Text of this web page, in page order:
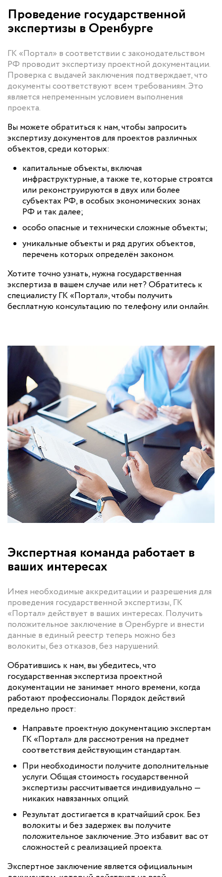
Проведение государственной
экспертизы в Оренбурге
ГК «Портал» в соответствии с законодательством
РФ проводит экспертизу проектной документации.
Проверка с выдачей заключения подтверждает, что
документы соответствуют всем требованиям. Это
является непременным условием выполнения
проекта.
Вы можете обратиться к нам, чтобы запросить
экспертизу документов для проектов различных
объектов, среди которых:
капитальные объекты, включая
инфраструктурные, а также те, которые строятся
или реконструируются в двух или более
субъектах РФ, в особых экономических зонах
РФ и так далее;
особо опасные и технически сложные объекты;
уникальные объекты и ряд других объектов,
перечень которых определён законом.
Хотите точно узнать, нужна государственная
экспертиза в вашем случае или нет? Обратитесь к
специалисту ГК «Портал», чтобы получить
бесплатную консультацию по телефону или онлайн.
Экспертная команда работает в
ваших интересах
Имея необходимые аккредитации и разрешения для
проведения государственной экспертизы, ГК
«Портал» действует в ваших интересах. Получить
положительное заключение в Оренбурге и внести
данные в единый реестр теперь можно без
волокиты, без отказов, без нарушений.
Обратившись к нам, вы убедитесь, что
государственная экспертиза проектной
документации не занимает много времени, когда
работают профессионалы. Порядок действий
предельно прост:
Направьте проектную документацию экспертам
ГК «Портал» для рассмотрения на предмет
соответствия действующим стандартам.
При необходимости получите дополнительные
услуги. Общая стоимость государственной
экспертизы рассчитывается индивидуально —
никаких навязанных опций.
Результат достигается в кратчайший срок. Без
волокиты и без задержек вы получите
положительное заключение. Это избавит вас от
сложностей с реализацией проекта.
Экспертное заключение является официальным